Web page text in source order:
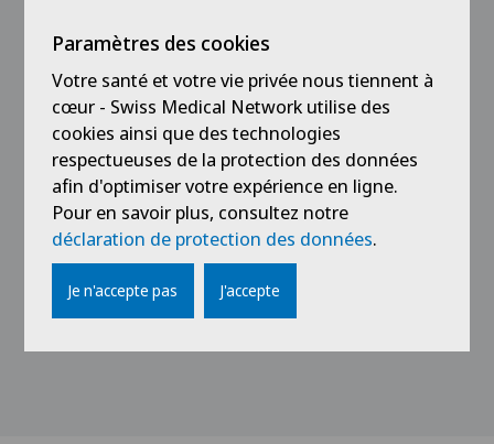
2006
Spécialisation en chirurgie mini-invasive de la
hanche par voie antérieure
2005
Instructeur ATLS
1997
Diplôme fédéral de médecine, Université de
Paramètres des cookies
Votre santé et votre vie privée nous tiennent à
cœur - Swiss Medical Network utilise des
cookies ainsi que des technologies
respectueuses de la protection des données
afin d'optimiser votre expérience en ligne.
Pour en savoir plus, consultez notre
déclaration de protection des données.
Je n'accepte pas J'accepte